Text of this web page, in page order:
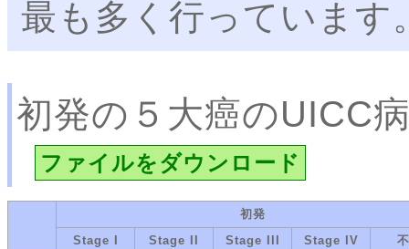
最も多く行っています
初発の５大癌のUICC
ファイルをダウンロード
初発
Stage I
Stage II Stage III Stage IV